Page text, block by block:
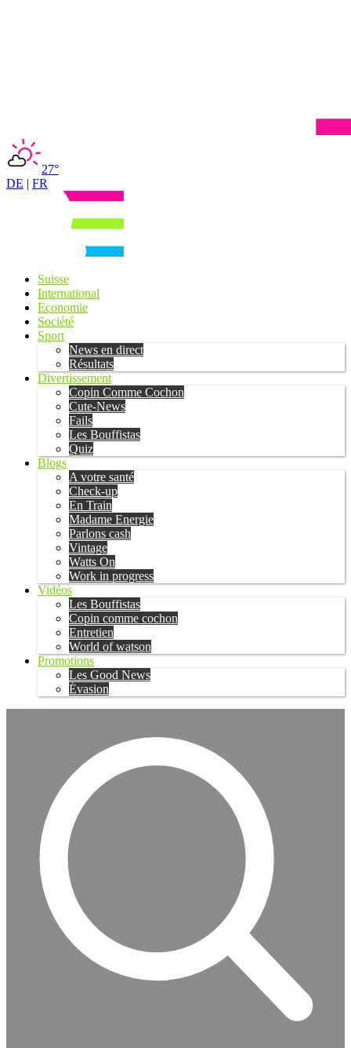
27°
DE | FR
Suisse
International
Economie
Société
Sport
News en direct
Résultats
Divertissement
Copin Comme Cochon
Cute-News
Fails
Les Bouffistas
Quiz
Blogs
A votre santé
Check-up
En Train
Madame Energie
Parlons cash
Vintage
Watts On
Work in progress
Vidéos
Les Bouffistas
Copin comme cochon
Entretien
World of watson
Promotions
Les Good News
Évasion